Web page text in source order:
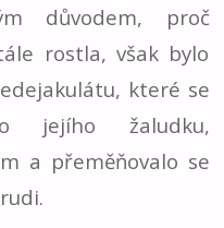
důvodem, proč
rostla, však bylo
které se
jejího žaludku,
a přeměňovalo se